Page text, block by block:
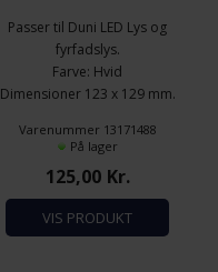
Passer til Duni LED Lys og
fyrfadslys.
Farve: Hvid
Dimensioner 123 x 129 mm.
Pakning á 1 stk.
Moody Maxi
Varenummer 13171488
På lager
125,00 Kr.
VIS PRODUKT